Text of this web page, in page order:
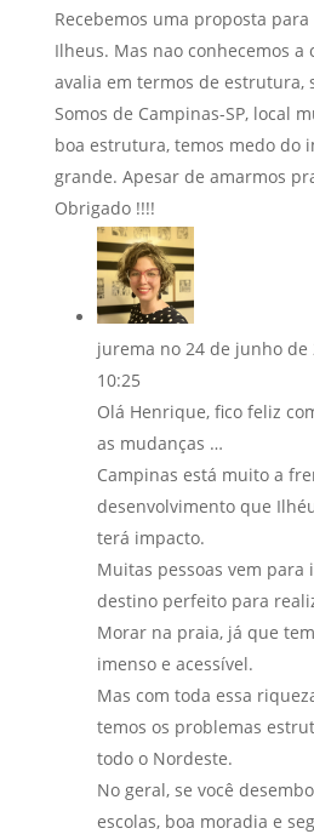
Recebemos uma proposta
Ilheus. Mas nao conhecemos a
avalia em termos de estrutura,
Somos de Campinas-SP, local
boa estrutura, temos medo do
grande. Apesar de amarmos
Obrigado !!!!
jurema no 24 de junho
10:25
Olá Henrique, fico feliz
as mudanças …
Campinas está muito a
desenvolvimento que
terá impacto.
Muitas pessoas vem para
destino perfeito para
Morar na praia, já que
imenso e acessível.
Mas com toda essa
temos os problemas
todo o Nordeste.
No geral, se você
escolas, boa moradia e